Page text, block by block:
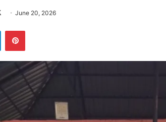
FollowJune 20, 2026
LinkedInPinterest